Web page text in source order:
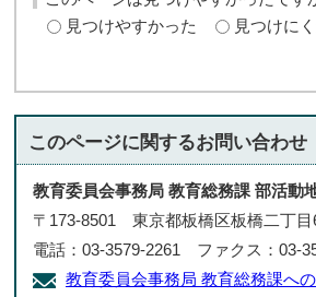
見つけやすかった
見つけに
このページに関するお問い合わせ
教育委員会事務局 教育総務課 部活動
〒173-8501 東京都板橋区板橋二丁目
電話：03-3579-2261 ファクス：03-
教育委員会事務局 教育総務課へ